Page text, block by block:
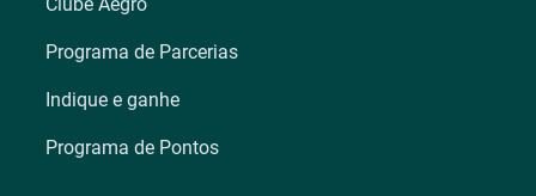
Programa de Parcerias
Indique e ganhe
Programa de Pontos